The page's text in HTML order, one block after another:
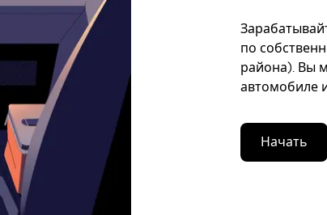
по
района). Вы
автомобиле
Начать